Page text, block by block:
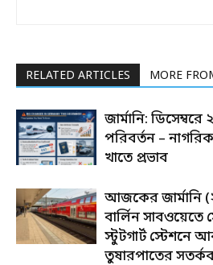
RELATED ARTICLES MORE
জার্মানি:
পরিবর্তন –
খাতে প্রভাব
আজকের জার্মানি
বার্লিন সাবওয়েতে
স্টুটগার্ট স্টেশনে
তুষারপাতের